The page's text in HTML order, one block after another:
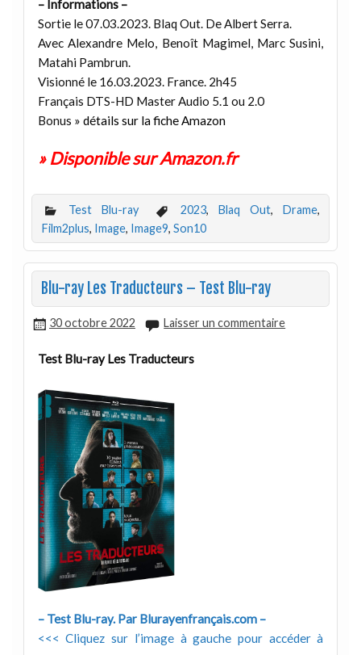
– Informations –
Sortie le 07.03.2023. Blaq Out. De Albert Serra.
Avec Alexandre Melo, Benoît Magimel, Marc Susini,
Matahi Pambrun.
Visionné le 16.03.2023. France. 2h45
Français DTS-HD Master Audio 5.1 ou 2.0
Bonus » détails sur la fiche Amazon
» Disponible sur Amazon.fr
Test Blu-ray 2023,Blaq Out, Drame,
Film2plus, Image, Image9, Son10
Blu-ray Les Traducteurs – Test Blu-ray
30 octobre 2022 Laisser un commentaire
Test Blu-ray Les Traducteurs
– Test Blu-ray. Par Blurayenfrançais.com –
<<< Cliquez sur l’image à gauche pour accéder à